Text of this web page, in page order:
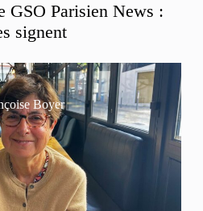
GSO Parisien News :
signent
Boyer